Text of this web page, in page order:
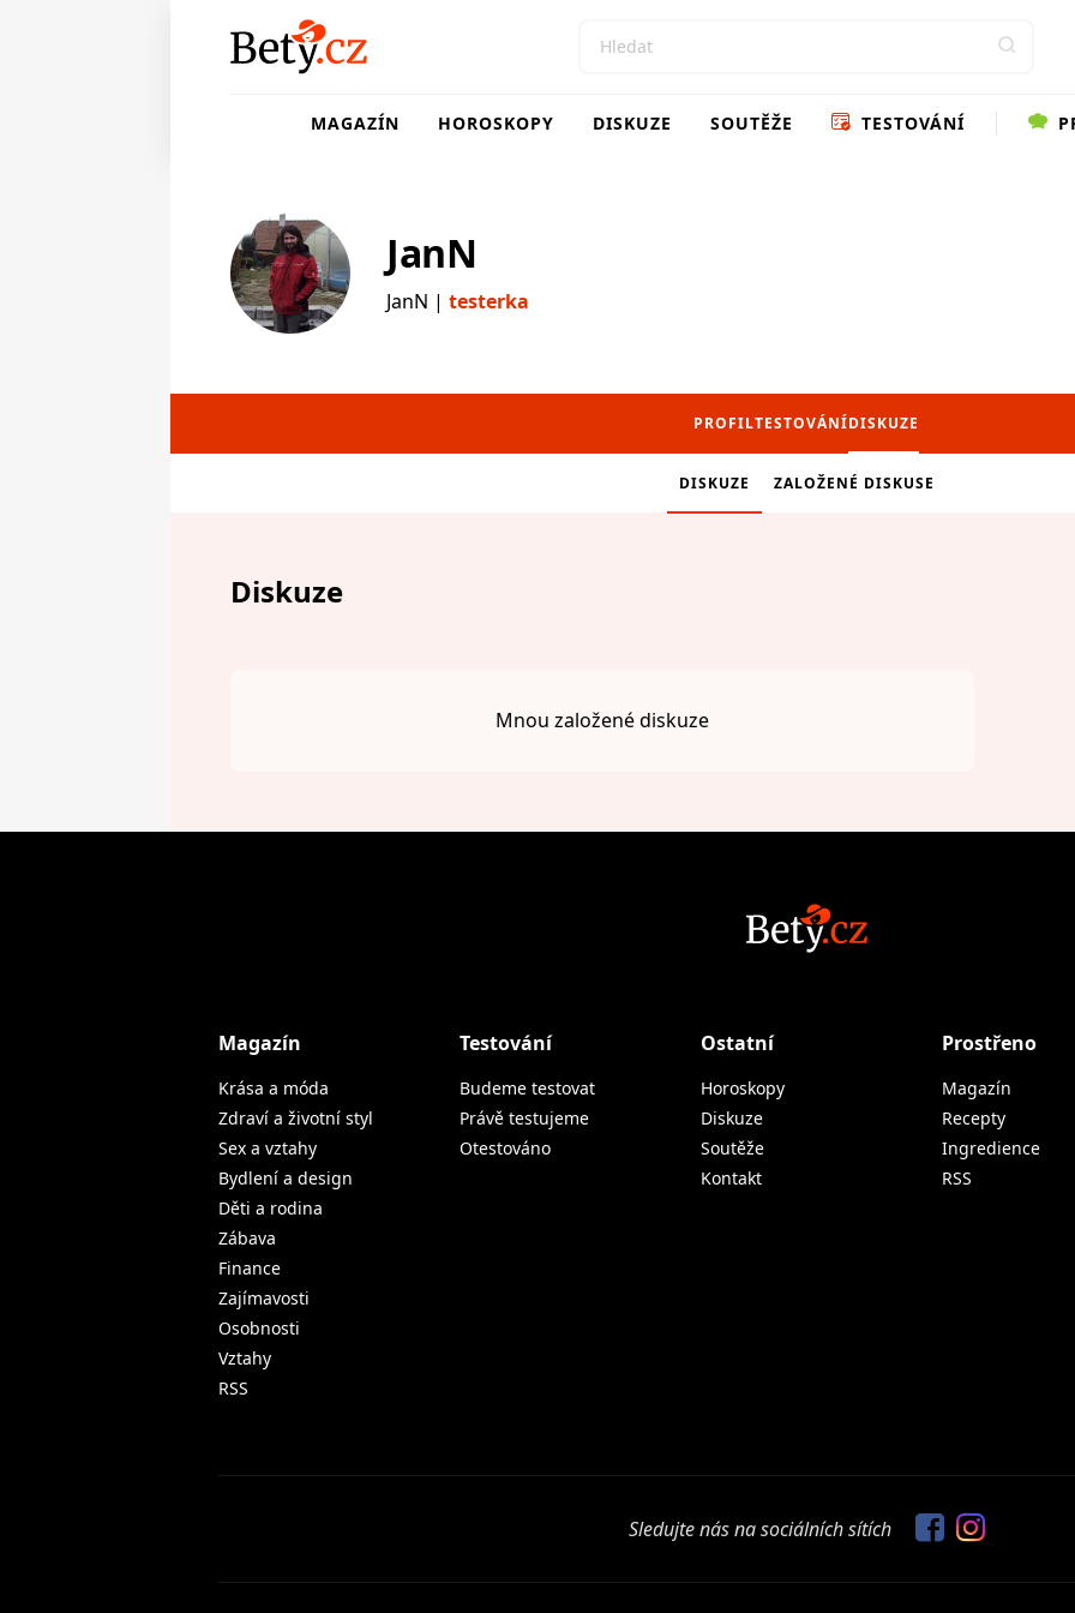
MAGAZÍN HOROSKOPY DISKUZE SOUTĚŽE TESTOVÁNÍ
JanN
JanN | testerka
PROFILTESTOVÁNÍDISKUZE
DISKUZE ZALOŽENÉ DISKUSE
Diskuze
Mnou založené diskuze
Magazín
Krása a móda
Zdraví a životní styl
Sex a vztahy
Bydlení a design
Děti a rodina
Zábava
Finance
Zajímavosti
Osobnosti
Vztahy
RSS
Testování
Budeme testovat
Právě testujeme
Otestováno
Ostatní
Horoskopy
Diskuze
Soutěže
Kontakt
Prostřeno
Magazín
Recepty
Ingredience
RSS
Sledujte nás na sociálních sítích